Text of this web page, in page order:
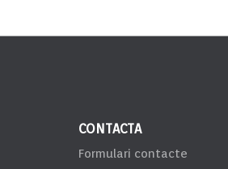
CONTACTA
Formulari contacte